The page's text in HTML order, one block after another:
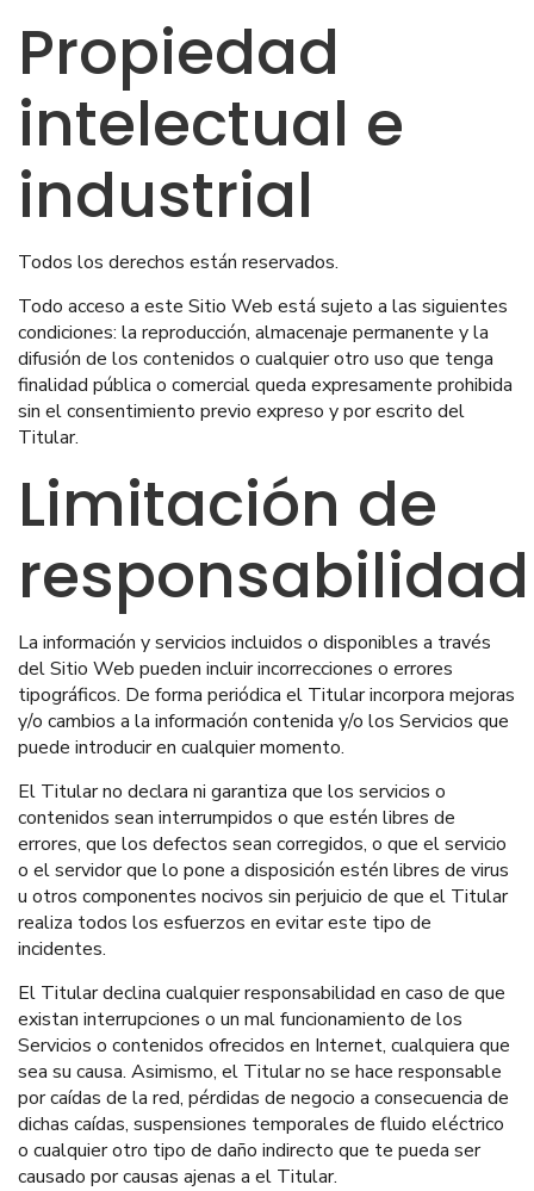
Propiedad
intelectual e
industrial
Todos los derechos están reservados.
Todo acceso a este Sitio Web está sujeto a las siguientes
condiciones: la reproducción, almacenaje permanente y la
difusión de los contenidos o cualquier otro uso que tenga
finalidad pública o comercial queda expresamente prohibida
sin el consentimiento previo expreso y por escrito del
Titular.
Limitación de
responsabilidad
La información y servicios incluidos o disponibles a través
del Sitio Web pueden incluir incorrecciones o errores
tipográficos. De forma periódica el Titular incorpora mejoras
y/o cambios a la información contenida y/o los Servicios que
puede introducir en cualquier momento.
El Titular no declara ni garantiza que los servicios o
contenidos sean interrumpidos o que estén libres de
errores, que los defectos sean corregidos, o que el servicio
o el servidor que lo pone a disposición estén libres de virus
u otros componentes nocivos sin perjuicio de que el Titular
realiza todos los esfuerzos en evitar este tipo de
incidentes.
El Titular declina cualquier responsabilidad en caso de que
existan interrupciones o un mal funcionamiento de los
Servicios o contenidos ofrecidos en Internet, cualquiera que
sea su causa. Asimismo, el Titular no se hace responsable
por caídas de la red, pérdidas de negocio a consecuencia de
dichas caídas, suspensiones temporales de fluido eléctrico
o cualquier otro tipo de daño indirecto que te pueda ser
causado por causas ajenas a el Titular.